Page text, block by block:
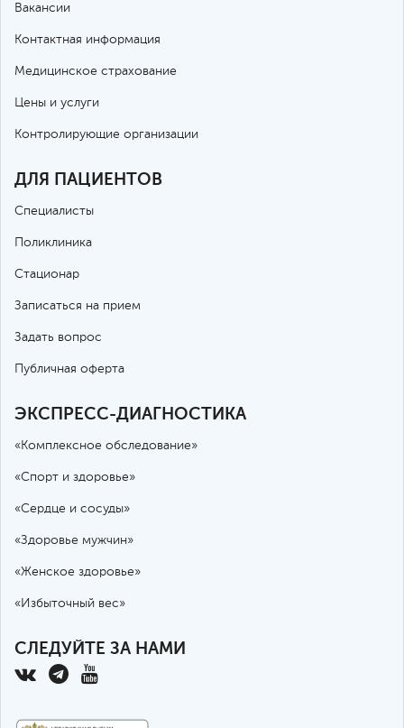
Вакансии
Контактная информация
Медицинское страхование
Цены и услуги
Контролирующие организации
ДЛЯ ПАЦИЕНТОВ
Специалисты
Поликлиника
Стационар
Записаться на прием
Задать вопрос
Публичная оферта
ЭКСПРЕСС-ДИАГНОСТИКА
«Комплексное обследование»
«Спорт и здоровье»
«Сердце и сосуды»
«Здоровье мужчин»
«Женское здоровье»
«Избыточный вес»
СЛЕДУЙТЕ ЗА НАМИ